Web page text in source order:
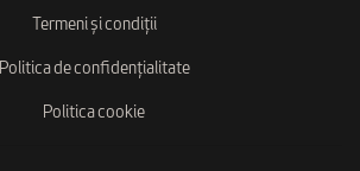
Termeni și condiții
Politica de confidențialitate
Politica cookie